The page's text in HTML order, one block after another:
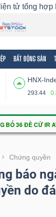
tử tổng hợp
BẤT ĐỘNG SẢN
HNX-
293.44
Chứng quyền
báo
do
Mã